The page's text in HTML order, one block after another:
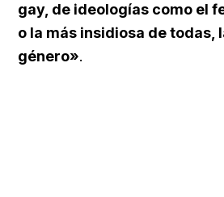
gay, de ideologías como el
o la más insidiosa de todas,
género».